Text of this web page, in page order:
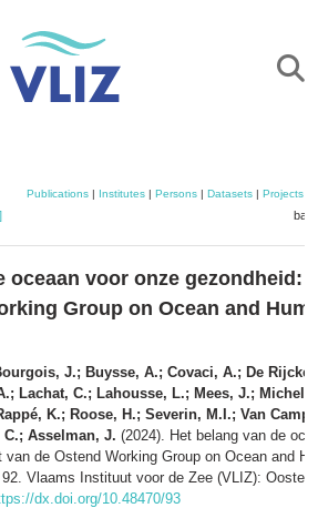
Publications| Institutes| Persons| Datasets| Projects|
oceaan voor onze gezondheid:
Group on Ocean and
J.; Buysse, A.; Covaci, A.; De Rijcke,
Lachat, C.; Lahousse, L.; Mees, J.;
K.; Roose, H.; Severin, M.I.; Van
C.; Asselman, J. (2024). Het belang van de
van de Ostend Working Group on Ocean and
92. Vlaams Instituut voor de Zee (VLIZ):
dx.doi.org/10.48470/93